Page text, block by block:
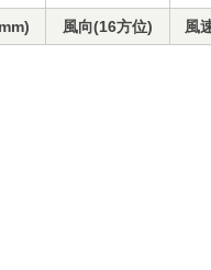
風向(16方位) 風